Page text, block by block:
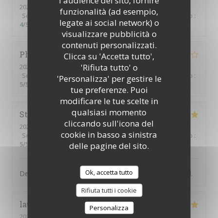
funzionalità (ad esempio,
legate ai social network) o
visualizzare pubblicità o
contenuti personalizzati.
Clicca su 'Accetta tutto',
'Rifiuta tutto' o
'Personalizza' per gestire le
tue preferenze. Puoi
modificare le tue scelte in
qualsiasi momento
cliccando sull'icona del
cookie in basso a sinistra
delle pagine del sito.
Ok, accetta tutto
Rifiuta tutti i cookie
Personalizza
2026-07-31
- 21:30 - Ospiti 2
Servizio
Atmosfera:5/5 Cucina:4/5 Qualità / Prezzo :
4/5
Philippe
2026-07-31
- 20:30 - Ospiti 3
Servizio
/5 Atmosfera:5/5 Cucina: 4/5 Qualità / Prezzo :
5/5
Steve
2026-07-31
- 19:00 - Ospiti 2
Servizio
Atmosfera: 5/5 Cucina:5/5 Qualità / Prezzo :
5/5
Delicious food and friendly service. Would recommend.
laurence